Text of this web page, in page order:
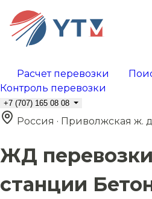
Расчет перевозки
Контроль перевозки
+7 (707) 165 08 08
Россия · Приволжская ж.
ЖД
станции